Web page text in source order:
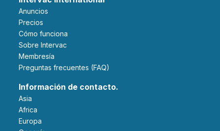
Anuncios
Precios
Cómo funciona
Sobre Intervac
Membresía
Preguntas frecuentes (FAQ)
Información de contacto.
Asia
Africa
Europa